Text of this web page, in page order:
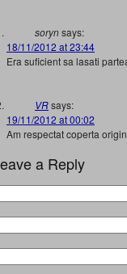
sorynsays:
18/11/2012 at 23:44
Era suficient sa lasati
VRsays:
19/11/2012 at 00:02
Am respectat coperta
a Reply